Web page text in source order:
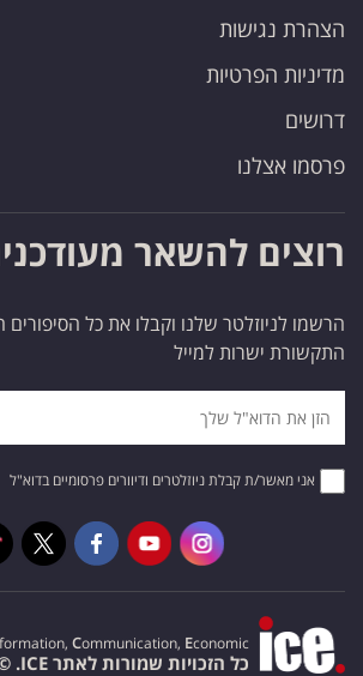
הצהרת נגישות
מדיניות הפרטיות
דרושים
פרסמו אצלנו
רוצים להשאר
הרשמו לניוזלטר שלנו וקבלו את כל
התקשורת ישרות למייל
אני מאשר/ת קבלת ניוזלטרים ודיוורים פרסומיים בדוא"ל
Communication, Economic
כל הזכויות שמורות לאתר ICE. ©